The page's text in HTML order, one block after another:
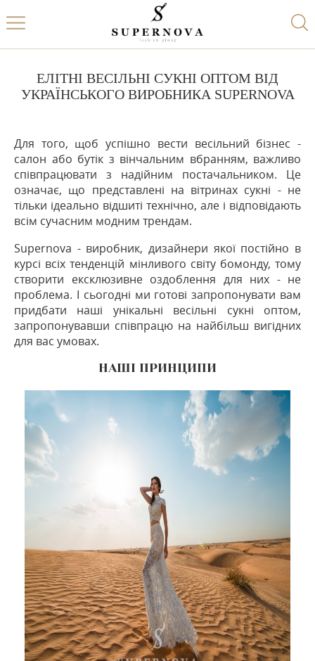
ЕЛІТНІ ВЕСІЛЬНІ СУКНІ ОПТОМ ВІД
УКРАЇНСЬКОГО ВИРОБНИКА SUPERNOVA
Для того, щоб успішно вести весільний бізнес -
салон або бутік з вінчальним вбранням, важливо
співпрацювати з надійним постачальником. Це
означає, що представлені на вітринах сукні - не
тільки ідеально відшиті технічно, але і відповідають
всім сучасним модним трендам.
Supernova - виробник, дизайнери якої постійно в
курсі всіх тенденцій мінливого світу бомонду, тому
створити ексклюзивне оздоблення для них - не
проблема. І сьогодні ми готові запропонувати вам
придбати наші унікальні весільні сукні оптом,
запропонувавши співпрацю на найбільш вигідних
для вас умовах.
НАШІ ПРИНЦИПИ